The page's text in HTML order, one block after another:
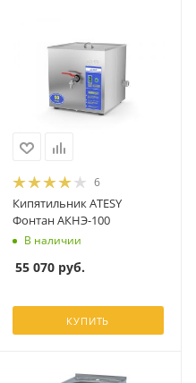
6
Кипятильник ATESY
Фонтан АКНЭ-100
В наличии
55 070руб.
КУПИТЬ